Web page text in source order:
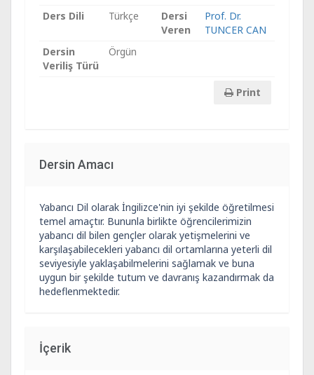
Ders Dili Türkçe
Dersi
Veren
Prof. Dr.
TUNCER CAN
Dersin
Veriliş Türü
Örgün
Print
Dersin Amacı
Yabancı Dil olarak İngilizce'nin iyi şekilde öğretilmesi
temel amaçtır. Bununla birlikte öğrencilerimizin
yabancı dil bilen gençler olarak yetişmelerini ve
karşılaşabilecekleri yabancı dil ortamlarına yeterli dil
seviyesiyle yaklaşabilmelerini sağlamak ve buna
uygun bir şekilde tutum ve davranış kazandırmak da
hedeflenmektedir.
İçerik